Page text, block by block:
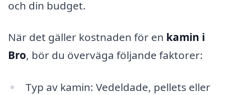
och din budget.
När det gäller kostnaden för en kamin i
Bro, bör du överväga följande faktorer:
Typ av kamin: Vedeldade, pellets eller